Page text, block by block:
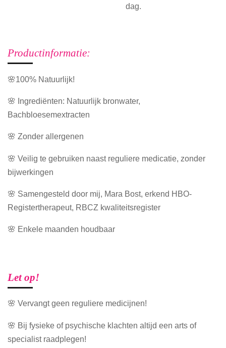
dag.
Productinformatie:
🌸100% Natuurlijk!
🌸 Ingrediënten: Natuurlijk bronwater,
Bachbloesemextracten
🌸 Zonder allergenen
🌸 Veilig te gebruiken naast reguliere medicatie, zonder
bijwerkingen
🌸 Samengesteld door mij, Mara Bost, erkend HBO-
Registertherapeut, RBCZ kwaliteitsregister
🌸 Enkele maanden houdbaar
Let op!
🌸 Vervangt geen reguliere medicijnen!
🌸 Bij fysieke of psychische klachten altijd een arts of
specialist raadplegen!